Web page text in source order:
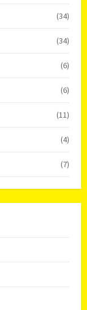
(34)
(34)
(6)
(6)
(11)
(4)
(7)